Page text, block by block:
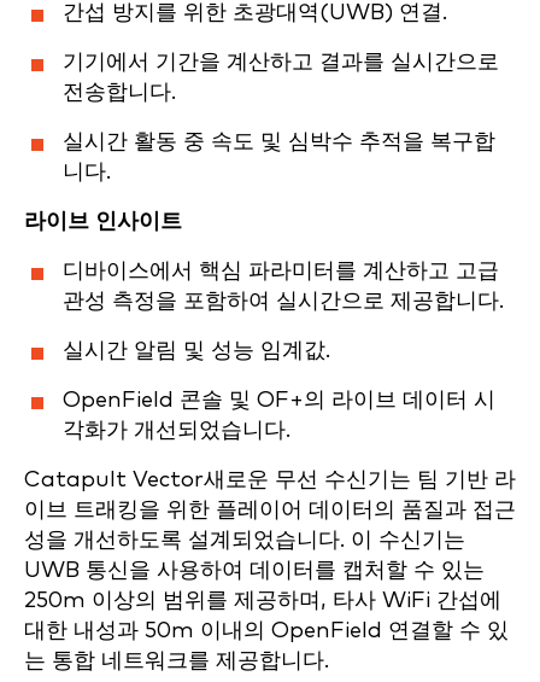
간섭 방지를 위한 초광대역(UWB) 연결.
기기에서 기간을 계산하고 결과를 실시간으로
전송합니다.
실시간 활동 중 속도 및 심박수 추적을 복구합
니다.
라이브 인사이트
디바이스에서 핵심 파라미터를 계산하고 고급
관성 측정을 포함하여 실시간으로 제공합니다.
실시간 알림 및 성능 임계값.
OpenField 콘솔 및 OF+의 라이브 데이터 시
각화가 개선되었습니다.
Catapult Vector새로운 무선 수신기는 팀 기반 라
이브 트래킹을 위한 플레이어 데이터의 품질과 접근
성을 개선하도록 설계되었습니다. 이 수신기는
UWB 통신을 사용하여 데이터를 캡처할 수 있는
250m 이상의 범위를 제공하며, 타사 WiFi 간섭에
대한 내성과 50m 이내의 OpenField 연결할 수 있
는 통합 네트워크를 제공합니다.